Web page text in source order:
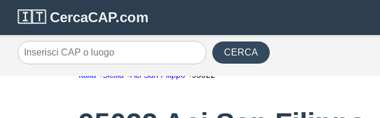
🇮🇹 CercaCAP.com
Inserisci CAP o luogo CERCA
Italia Sicilia Aci San Filippo 95022